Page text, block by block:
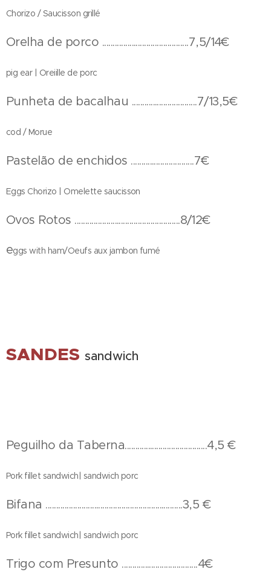
Chorizo / Saucisson grillé
Orelha de porco .........................................7,5/14€
pig ear | Oreiille de porc
Punheta de bacalhau ...............................7/13,5€
cod / Morue
Pastelão de enchidos ..............................7€
Eggs Chorizo | Omelette saucisson
Ovos Rotos ..................................................8/12€
eggs with ham/Oeufs aux jambon fumé
SANDES sandwich
Peguilho da Taberna.......................................4,5 €
Pork fillet sandwich| sandwich porc
Bifana .................................................................3,5 €
Pork fillet sandwich| sandwich porc
Trigo com Presunto ....................................4€